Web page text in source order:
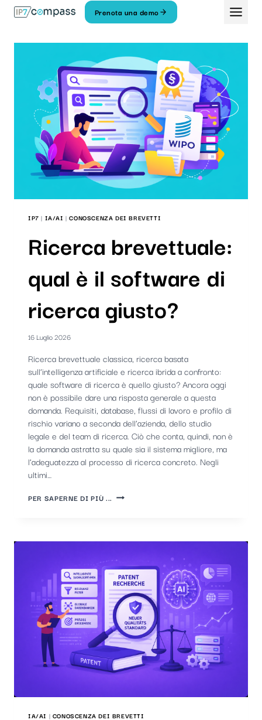
Prenota una demo
IP7 | IA/AI |CONOSCENZA DEI BREVETTI
Ricerca brevettuale:
qual è il software di
ricerca giusto?
16 Luglio 2026
Ricerca brevettuale classica, ricerca basata
sull’intelligenza artificiale e ricerca ibrida a confronto:
quale software di ricerca è quello giusto? Ancora oggi
non è possibile dare una risposta generale a questa
domanda. Requisiti, database, flussi di lavoro e profilo di
rischio variano a seconda dell’azienda, dello studio
legale e del team di ricerca. Ciò che conta, quindi, non è
la domanda astratta su quale sia il sistema migliore, ma
l’adeguatezza al processo di ricerca concreto. Negli
ultimi…
PER SAPERNE DI PIÙ ... RICERCA
SOFTWARE
RICERCA
GIUSTO?
IA/AI | CONOSCENZA DEI BREVETTI